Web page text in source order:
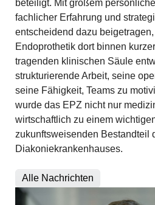
beteiligt. Mit großem
fachlicher Erfahrung und
entscheidend dazu
Endoprothetik dort binnen
tragenden klinischen Säule
strukturierende Arbeit, seine
seine Fähigkeit, Teams zu
wurde das EPZ nicht nur
wirtschaftlich zu einem
zukunftsweisenden Bestandteil
Diakoniekrankenhauses.
Alle Nachrichten